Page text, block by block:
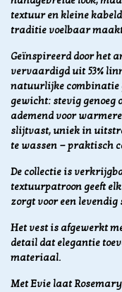
textuur en kleine
traditie voelbaar
Geïnspireerd door het
vervaardigd uit 53%
natuurlijke combinatie
gewicht: stevig genoeg
ademend voor
slijtvast, uniek in
te wassen — praktisch
De collectie is
textuurpatroon geeft
zorgt voor een
Het vest is afgewerkt
detail dat elegantie
materiaal.
Met Evie laat